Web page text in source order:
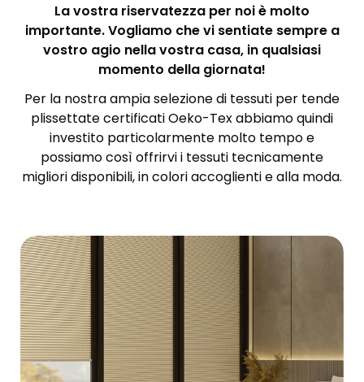
La vostra riservatezza per noi è molto
importante. Vogliamo che vi sentiate sempre a
vostro agio nella vostra casa, in qualsiasi
momento della giornata!
Per la nostra ampia selezione di tessuti per tende
plissettate certificati Oeko-Tex abbiamo quindi
investito particolarmente molto tempo e
possiamo così offrirvi i tessuti tecnicamente
migliori disponibili, in colori accoglienti e alla moda.